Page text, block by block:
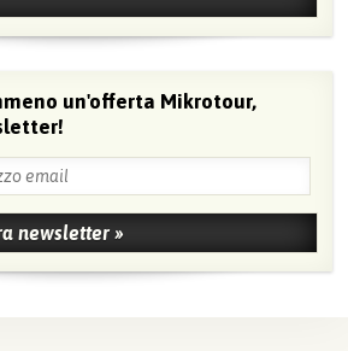
un'offerta Mikrotour,